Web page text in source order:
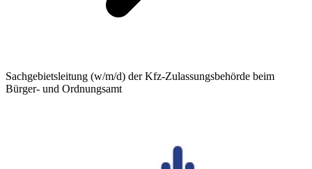
Sachgebietsleitung (w/m/d) der Kfz-Zulassungsbehörde beim
Bürger- und Ordnungsamt